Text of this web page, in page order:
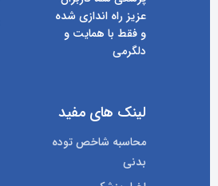
عزیز راه اندازی شده
و فقط با همایت و
دلگرمی
لینک های مفید
محاسبه شاخص توده
بدنی